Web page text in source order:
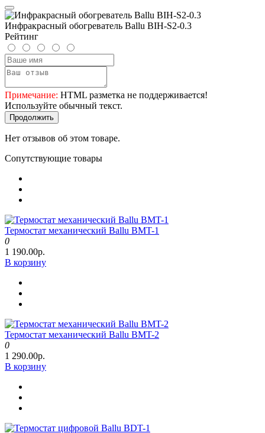
Инфракрасный обогреватель Ballu BIH-S2-0.3
Рейтинг
Примечание: HTML разметка не поддерживается!
Используйте обычный текст.
Продолжить
Нет отзывов об этом товаре.
Сопутствующие товары
Термостат механический Ballu BMT-1
0
1 190.00р.
В корзину
Термостат механический Ballu BMT-2
0
1 290.00р.
В корзину